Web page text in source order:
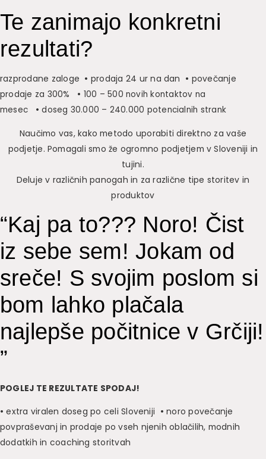
Te zanimajo konkretni
rezultati?
razprodane zaloge • prodaja 24 ur na dan • povečanje
prodaje za 300%
• 100 – 500 novih kontaktov na
mesec
• doseg 30.000 – 240.000 potencialnih strank
Naučimo vas, kako metodo uporabiti direktno za vaše
podjetje. Pomagali smo že ogromno podjetjem v Sloveniji in
tujini.
Deluje v različnih panogah in za različne tipe storitev in
produktov
“Kaj pa to??? Noro! Čist
iz sebe sem! Jokam od
sreče! S svojim poslom si
bom lahko plačala
najlepše počitnice v Grčiji!
”
POGLEJ TE REZULTATE SPODAJ!
• extra viralen doseg po celi Sloveniji • noro povečanje
povpraševanj in prodaje po vseh njenih oblačilih, modnih
dodatkih in coaching storitvah